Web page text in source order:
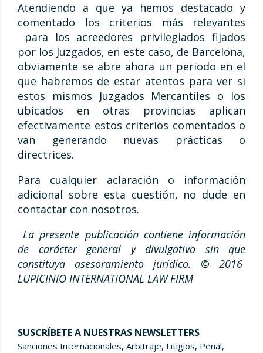
Atendiendo a que ya hemos destacado y
comentado los criterios más relevantes
para los acreedores privilegiados fijados
por los Juzgados, en este caso, de Barcelona,
obviamente se abre ahora un periodo en el
que habremos de estar atentos para ver si
estos mismos Juzgados Mercantiles o los
ubicados en otras provincias aplican
efectivamente estos criterios comentados o
van generando nuevas prácticas o
directrices.
Para cualquier aclaración o información
adicional sobre esta cuestión, no dude en
contactar con nosotros.
La presente publicación contiene información
de carácter general y divulgativo sin que
constituya asesoramiento jurídico. © 2016
LUPICINIO INTERNATIONAL LAW FIRM
SUSCRÍBETE A NUESTRAS NEWSLETTERS
Sanciones Internacionales, Arbitraje, Litigios, Penal,